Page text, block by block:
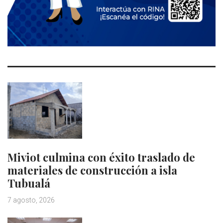
Miviot culmina con éxito traslado de
materiales de construcción a isla
Tubualá
7 agosto, 2026